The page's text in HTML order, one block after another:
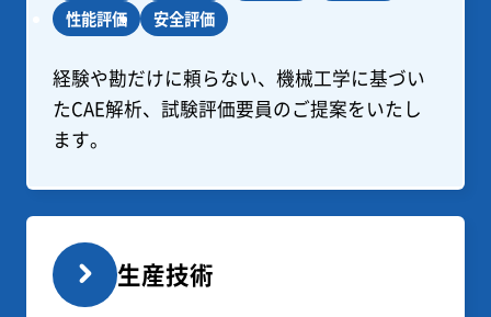
性能評価
安全評価
経験や勘だけに頼らない、機械工学に基づい
たCAE解析、試験評価要員のご提案をいたし
ます。
生産技術